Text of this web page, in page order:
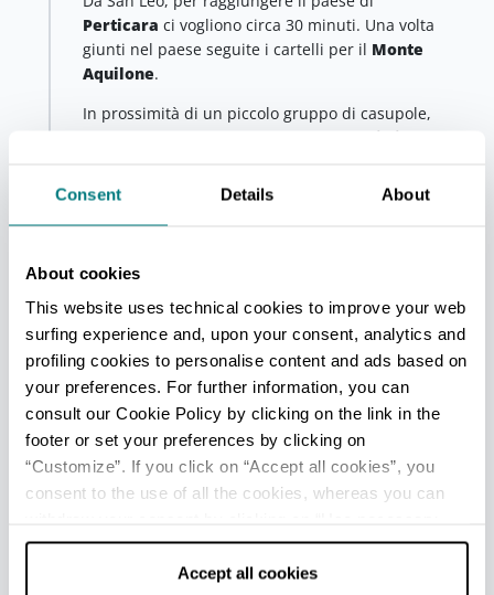
Consent Details About
About cookies
This website uses technical cookies to improve your web
surfing experience and, upon your consent, analytics and
profiling cookies to personalise content and ads based on
your preferences. For further information, you can
consult our Cookie Policy by clicking on the link in the
footer or set your preferences by clicking on
“Customize”. If you click on “Accept all cookies”, you
consent to the use of all the cookies, whereas you can
cookies only” and only the technical cookies for the
correct functioning of the website will be used.
Accept all cookies
Perticara ci vogliono circa 30 minuti. Una volta
giunti nel paese seguite i cartelli per il Monte
Aquilone.
In prossimità di un piccolo gruppo di casupole,
percorso del CAI sul muro di cinta
indica un bivio, abbandonate il sentiero e dirigetevi
arrampicatori
per gliappassionati del volo, parapendio e
deltaplano .
Lungo il percorso si incontra ilSasso del Diavolo,il
nome di uno dei sassi caratteristici del Monte
Aquilone. La leggenda costruita attorno a questo
curioso macigno narra si tratti dell’ultima pietra
destinata alla costruzione del ponte di Tiberio a
Rimini, rimasta qui per un capriccio del diavolo.
novembre) c’è loSkypark , con i suoi percorsi